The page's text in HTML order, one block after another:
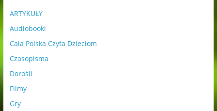
ARTYKUŁY
Audiobooki
Cała Polska Czyta Dzieciom
Czasopisma
Dorośli
Filmy
Gry